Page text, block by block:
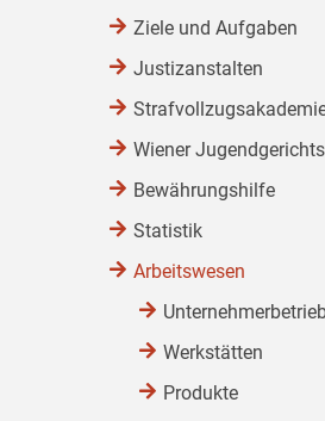
Ziele und Aufgaben
Justizanstalten
Wiener
Bewährungshilfe
Statistik
Arbeitswesen
Werkstätten
Produkte